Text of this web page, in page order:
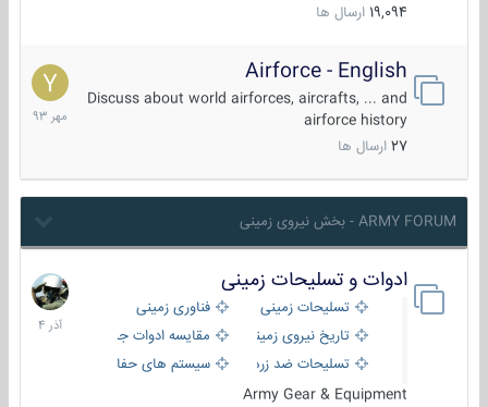
19,094 ارسال ها
Airforce - English
Discuss about world airforces, aircrafts, ... and
airforce history
27 ارسال ها
15
مهر
1393
ARMY FORUM - بخش نیروی زمینی
ادوات و تسلیحات زمینی
تسلیحات زمینی
فناوری زمینی
تاریخ نیروی زمینی
مقایسه ادوات جنگی
تسلیحات ضد زره
سیستم های حفاظت فعال
Army Gear & Equipment
21
آذر
1404